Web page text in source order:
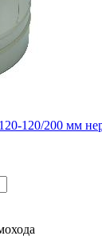
120/200 мм